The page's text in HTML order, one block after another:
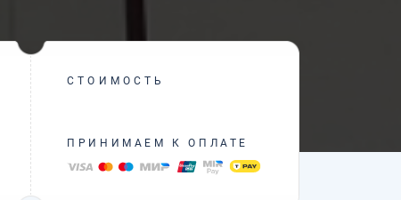
СТОИМОСТЬ
ПРИНИМАЕМ К ОПЛАТЕ